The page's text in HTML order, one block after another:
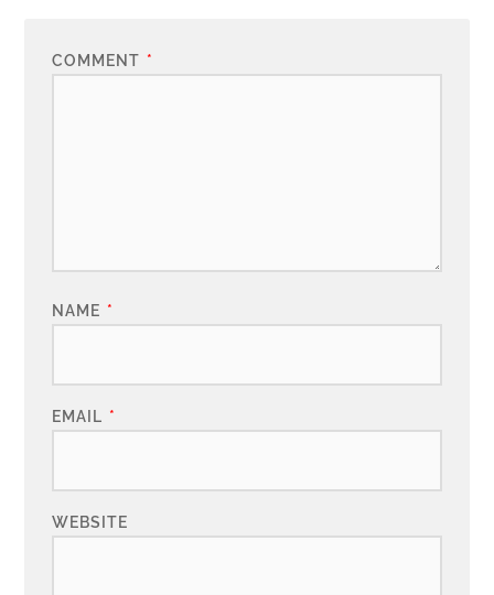
COMMENT *
NAME *
EMAIL *
WEBSITE